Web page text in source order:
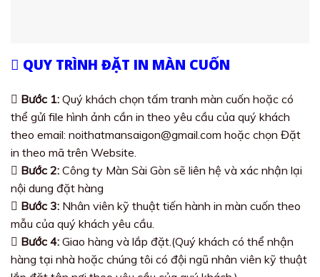
QUY TRÌNH ĐẶT IN MÀN CUỐN
Bước 1: Quý khách chọn tấm tranh màn cuốn hoặc có
thể gửi file hình ảnh cần in theo yêu cầu của quý khách
theo email: noithatmansaigon@gmail.com hoặc chọn Đặt
in theo mã trên Website.
Bước 2: Công ty Màn Sài Gòn sẽ liên hệ và xác nhận lại
nội dung đặt hàng
Bước 3: Nhân viên kỹ thuật tiến hành in màn cuốn theo
mẫu của quý khách yêu cầu.
Bước 4: Giao hàng và lắp đặt.(Quý khách có thể nhận
hàng tại nhà hoặc chúng tôi có đội ngũ nhân viên kỹ thuật